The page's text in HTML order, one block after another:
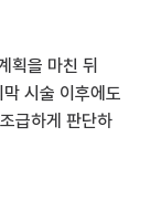
획을 마친 뒤
시술 이후에도
급하게 판단하